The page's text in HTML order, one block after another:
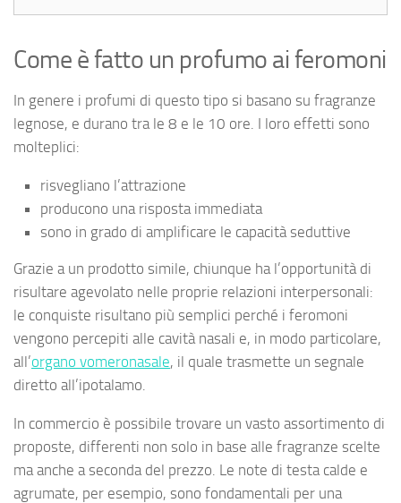
Come è fatto un profumo ai feromoni
In genere i profumi di questo tipo si basano su fragranze
legnose, e durano tra le 8 e le 10 ore. I loro effetti sono
molteplici:
risvegliano l’attrazione
producono una risposta immediata
sono in grado di amplificare le capacità seduttive
Grazie a un prodotto simile, chiunque ha l’opportunità di
risultare agevolato nelle proprie relazioni interpersonali:
le conquiste risultano più semplici perché i feromoni
vengono percepiti alle cavità nasali e, in modo particolare,
all’organo vomeronasale, il quale trasmette un segnale
diretto all’ipotalamo.
In commercio è possibile trovare un vasto assortimento di
proposte, differenti non solo in base alle fragranze scelte
ma anche a seconda del prezzo. Le note di testa calde e
agrumate, per esempio, sono fondamentali per una